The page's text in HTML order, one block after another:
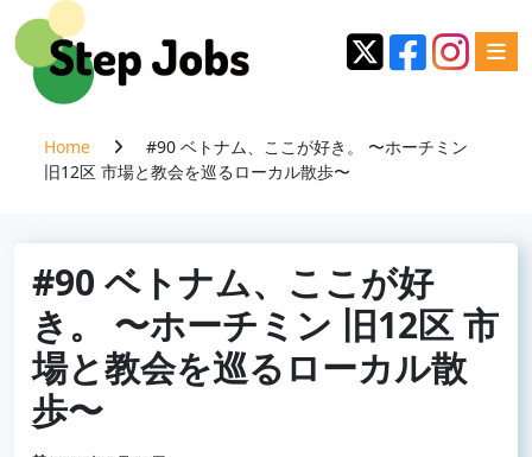
Home
#90 ベトナム、ここが好き。 〜ホーチミン
旧12区 市場と教会を巡るローカル散歩〜
#90 ベトナム、ここが好
き。 〜ホーチミン 旧12区 市
場と教会を巡るローカル散
歩〜